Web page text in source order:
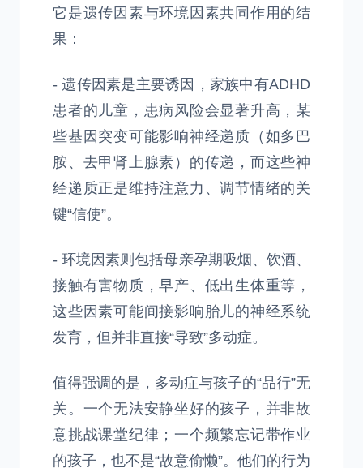
它是遗传因素与环境因素共同作用的结
果：
- 遗传因素是主要诱因，家族中有ADHD
患者的儿童，患病风险会显著升高，某
些基因突变可能影响神经递质（如多巴
胺、去甲肾上腺素）的传递，而这些神
经递质正是维持注意力、调节情绪的关
键“信使”。
- 环境因素则包括母亲孕期吸烟、饮酒、
接触有害物质，早产、低出生体重等，
这些因素可能间接影响胎儿的神经系统
发育，但并非直接“导致”多动症。
值得强调的是，多动症与孩子的“品行”无
关。一个无法安静坐好的孩子，并非故
意挑战课堂纪律；一个频繁忘记带作业
的孩子，也不是“故意偷懒”。他们的行为